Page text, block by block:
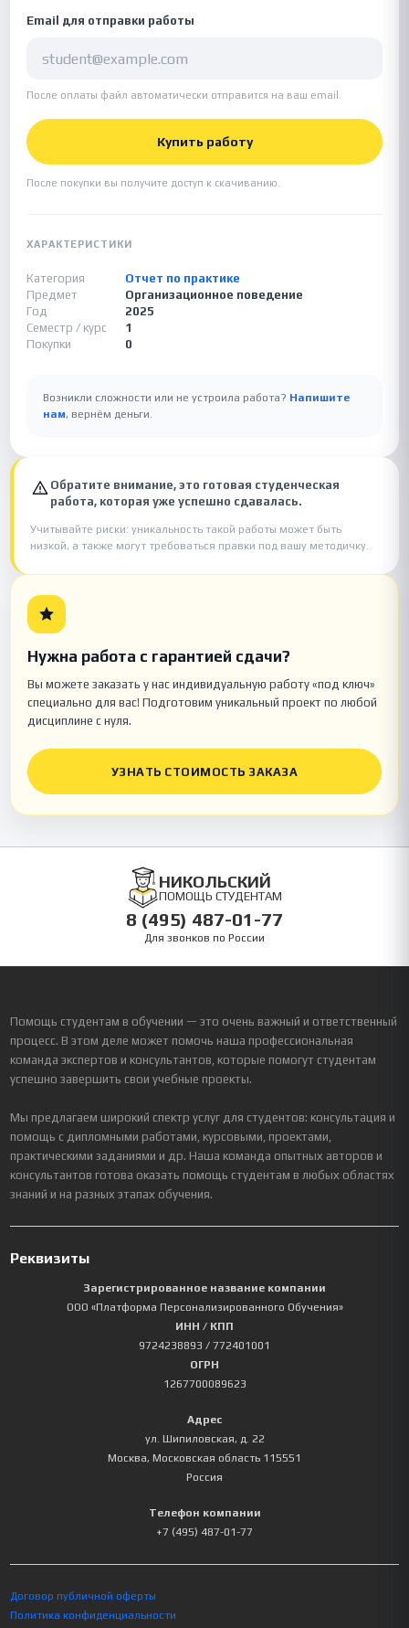
Email для отправки работы
После оплаты файл автоматически отправится на ваш email.
Купить работу
После покупки вы получите доступ к скачиванию.
ХАРАКТЕРИСТИКИ
Категория
Отчет по практике
Предмет
Организационное поведение
Год
2025
Семестр / курс
1
Покупки
0
Возникли сложности или не устроила работа? Напишите
нам, вернём деньги.
Обратите внимание, это готовая студенческая
работа, которая уже успешно сдавалась.
Учитывайте риски: уникальность такой работы может быть
низкой, а также могут требоваться правки под вашу методичку.
Нужна работа с гарантией сдачи?
Вы можете заказать у нас индивидуальную работу «под ключ»
специально для вас! Подготовим уникальный проект по любой
дисциплине с нуля.
УЗНАТЬ СТОИМОСТЬ ЗАКАЗА
НИКОЛЬСКИЙ
ПОМОЩЬ СТУДЕНТАМ
8 (495) 487-01-77
Для звонков по России
Помощь студентам в обучении — это очень важный и ответственный
процесс. В этом деле может помочь наша профессиональная
команда экспертов и консультантов, которые помогут студентам
успешно завершить свои учебные проекты.
Мы предлагаем широкий спектр услуг для студентов: консультация и
помощь с дипломными работами, курсовыми, проектами,
практическими заданиями и др. Наша команда опытных авторов и
консультантов готова оказать помощь студентам в любых областях
знаний и на разных этапах обучения.
Реквизиты
Зарегистрированное название компании
ООО «Платформа Персонализированного Обучения»
ИНН / КПП
9724238893 / 772401001
ОГРН
1267700089623
Адрес
ул. Шипиловская, д. 22
Москва, Московская область 115551
Россия
Телефон компании
+7 (495) 487-01-77
Договор публичной оферты
Политика конфиденциальности